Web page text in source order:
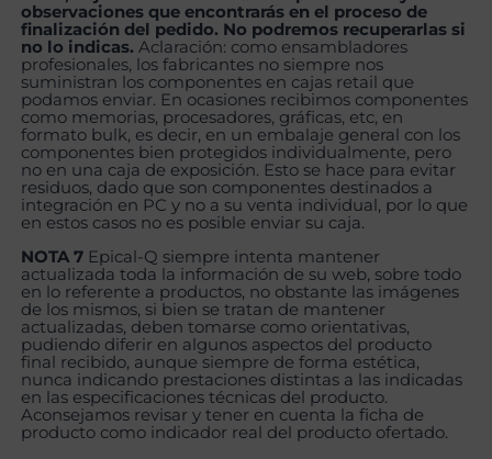
observaciones que encontrarás en el proceso de
finalización del pedido. No podremos recuperarlas si
no lo indicas. Aclaración: como ensambladores
profesionales, los fabricantes no siempre nos
suministran los componentes en cajas retail que
podamos enviar. En ocasiones recibimos componentes
como memorias, procesadores, gráficas, etc, en
formato bulk, es decir, en un embalaje general con los
componentes bien protegidos individualmente, pero
no en una caja de exposición. Esto se hace para evitar
residuos, dado que son componentes destinados a
integración en PC y no a su venta individual, por lo que
en estos casos no es posible enviar su caja.
NOTA 7 Epical-Q siempre intenta mantener
actualizada toda la información de su web, sobre todo
en lo referente a productos, no obstante las imágenes
de los mismos, si bien se tratan de mantener
actualizadas, deben tomarse como orientativas,
pudiendo diferir en algunos aspectos del producto
final recibido, aunque siempre de forma estética,
nunca indicando prestaciones distintas a las indicadas
en las especificaciones técnicas del producto.
Aconsejamos revisar y tener en cuenta la ficha de
producto como indicador real del producto ofertado.